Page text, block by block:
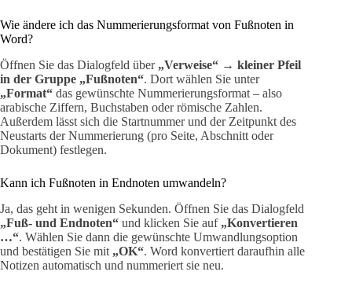
Wie ändere ich das Nummerierungsformat von Fußnoten in
Word?
Öffnen Sie das Dialogfeld über „Verweise“ → kleiner Pfeil
in der Gruppe „Fußnoten“. Dort wählen Sie unter
„Format“ das gewünschte Nummerierungsformat – also
arabische Ziffern, Buchstaben oder römische Zahlen.
Außerdem lässt sich die Startnummer und der Zeitpunkt des
Neustarts der Nummerierung (pro Seite, Abschnitt oder
Dokument) festlegen.
Kann ich Fußnoten in Endnoten umwandeln?
Ja, das geht in wenigen Sekunden. Öffnen Sie das Dialogfeld
„Fuß- und Endnoten“ und klicken Sie auf „Konvertieren
…“. Wählen Sie dann die gewünschte Umwandlungsoption
und bestätigen Sie mit „OK“. Word konvertiert daraufhin alle
Notizen automatisch und nummeriert sie neu.